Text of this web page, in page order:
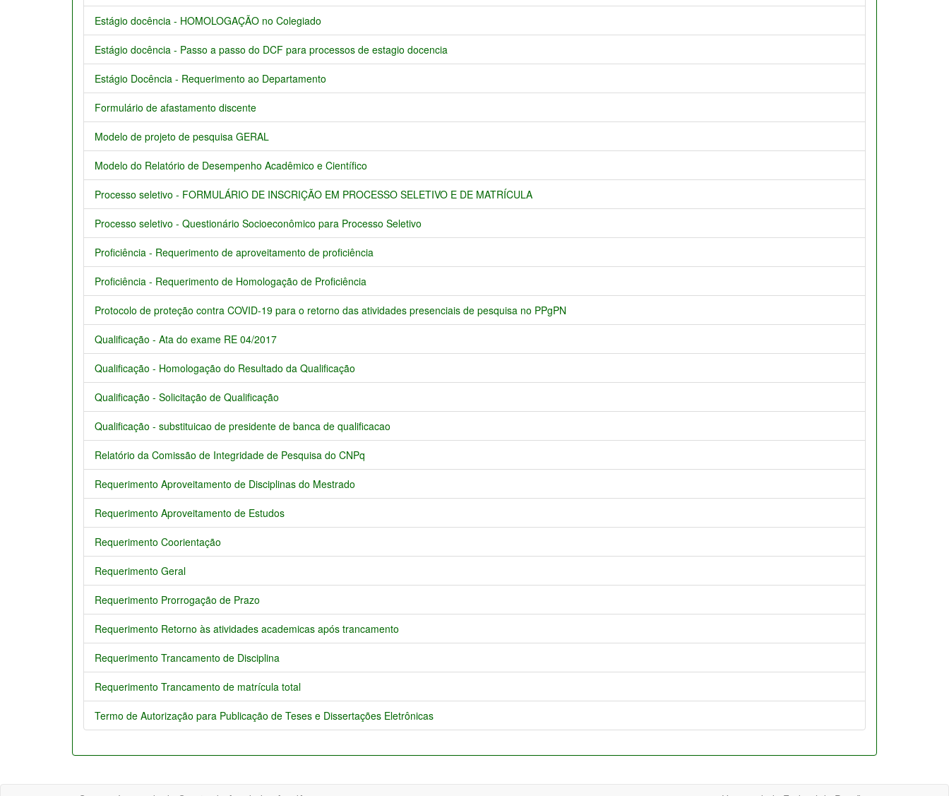
Estágio docência - HOMOLOGAÇÃO no Colegiado
Estágio docência - Passo a passo do DCF para processos de estagio docencia
Estágio Docência - Requerimento ao Departamento
Formulário de afastamento discente
Modelo de projeto de pesquisa GERAL
Modelo do Relatório de Desempenho Acadêmico e Científico
Processo seletivo - FORMULÁRIO DE INSCRIÇÃO EM PROCESSO SELETIVO E DE MATRÍCULA
Processo seletivo - Questionário Socioeconômico para Processo Seletivo
Proficiência - Requerimento de aproveitamento de proficiência
Proficiência - Requerimento de Homologação de Proficiência
Protocolo de proteção contra COVID-19 para o retorno das atividades presenciais de pesquisa no PPgPN
Qualificação - Ata do exame RE 04/2017
Qualificação - Homologação do Resultado da Qualificação
Qualificação - Solicitação de Qualificação
Qualificação - substituicao de presidente de banca de qualificacao
Relatório da Comissão de Integridade de Pesquisa do CNPq
Requerimento Aproveitamento de Disciplinas do Mestrado
Requerimento Aproveitamento de Estudos
Requerimento Coorientação
Requerimento Geral
Requerimento Prorrogação de Prazo
Requerimento Retorno às atividades academicas após trancamento
Requerimento Trancamento de Disciplina
Requerimento Trancamento de matrícula total
Termo de Autorização para Publicação de Teses e Dissertações Eletrônicas